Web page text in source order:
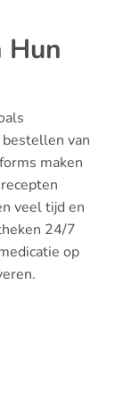
Hun
van
maken
veel tijd en
24/7
op